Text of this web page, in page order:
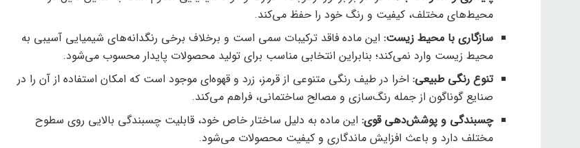
محیط‌های مختلف، کیفیت و رنگ خود را حفظ می‌کند.
سازگاری با محیط زیست: این ماده فاقد ترکیبات سمی است و برخلاف برخی رنگدانه‌های شیمیایی آسیبی به
محیط زیست وارد نمی‌کند؛ بنابراین انتخابی مناسب برای تولید محصولات پایدار محسوب می‌شود.
تنوع رنگی طبیعی: اخرا در طیف رنگی متنوعی از قرمز، زرد و قهوه‌ای موجود است که امکان استفاده از آن را در
صنایع گوناگون از جمله رنگ‌سازی و مصالح ساختمانی، فراهم می‌کند.
چسبندگی و پوشش‌دهی قوی: این ماده به دلیل ساختار خاص خود، قابلیت چسبندگی بالایی روی سطوح
مختلف دارد و باعث افزایش ماندگاری و کیفیت محصولات می‌شود.